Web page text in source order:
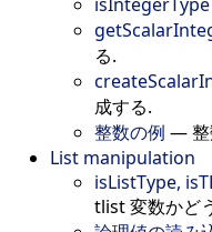
る.
成する.
整数の例 —
List manipulation
isListType,
tlist 変数かど